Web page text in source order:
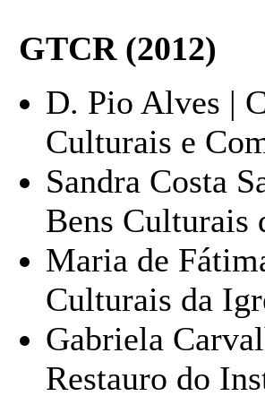
GTCR (2012)
D. Pio Alves |
Culturais e
Sandra Costa
Bens Culturais
Maria de
Culturais da
Gabriela
Restauro do